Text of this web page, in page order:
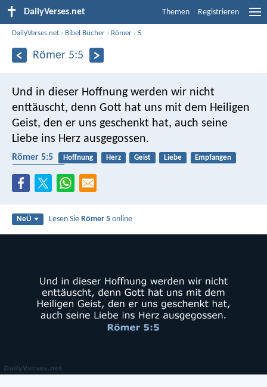
DailyVerses.net Themen Registrieren
DailyVerses.net › Bibel Bücher › Römer ›5
Römer 5:5
Und in dieser Hoffnung werden wir nicht
enttäuscht, denn Gott hat uns mit dem Heiligen
Geist, den er uns geschenkt hat, auch seine
Liebe ins Herz ausgegossen.
Römer 5:5 Hoffnung Herz Geist Liebe
Empfangen
NeÜ Lesen SieRömer 5 online